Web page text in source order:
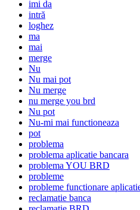
imi da
intră
loghez
ma
mai
merge
Nu
Nu mai pot
Nu merge
nu merge you brd
Nu pot
Nu-mi mai functioneaza
pot
problema
problema aplicatie bancara
problema YOU BRD
probleme
probleme functionare
reclamatie banca